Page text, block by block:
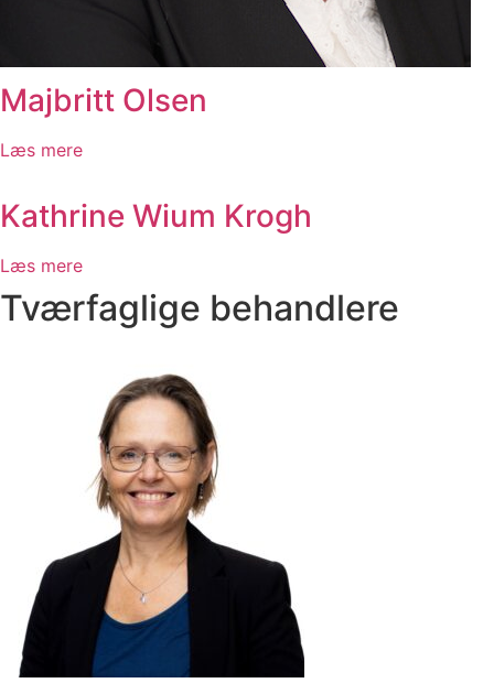
Majbritt Olsen
Læs mere
Kathrine Wium Krogh
Læs mere
Tværfaglige behandlere